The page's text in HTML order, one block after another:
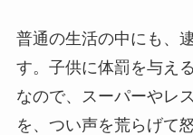
普通の生活の中にも、
す。子供に体罰を与え
なので、スーパーやレ
を、つい声を荒らげて